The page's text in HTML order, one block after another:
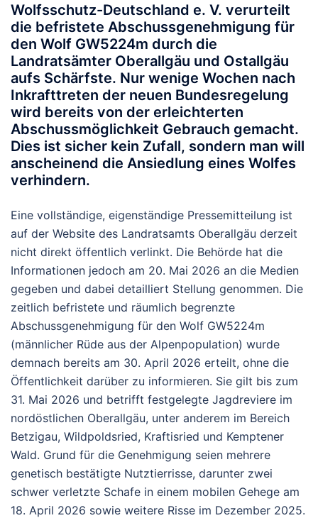
Wolfsschutz-Deutschland e. V. verurteilt
die befristete Abschussgenehmigung für
den Wolf GW5224m durch die
Landratsämter Oberallgäu und Ostallgäu
aufs Schärfste. Nur wenige Wochen nach
Inkrafttreten der neuen Bundesregelung
wird bereits von der erleichterten
Abschussmöglichkeit Gebrauch gemacht.
Dies ist sicher kein Zufall, sondern man will
anscheinend die Ansiedlung eines Wolfes
verhindern.
Eine vollständige, eigenständige Pressemitteilung ist
auf der Website des Landratsamts Oberallgäu derzeit
nicht direkt öffentlich verlinkt. Die Behörde hat die
Informationen jedoch am 20. Mai 2026 an die Medien
gegeben und dabei detailliert Stellung genommen. Die
zeitlich befristete und räumlich begrenzte
Abschussgenehmigung für den Wolf GW5224m
(männlicher Rüde aus der Alpenpopulation) wurde
demnach bereits am 30. April 2026 erteilt, ohne die
Öffentlichkeit darüber zu informieren. Sie gilt bis zum
31. Mai 2026 und betrifft festgelegte Jagdreviere im
nordöstlichen Oberallgäu, unter anderem im Bereich
Betzigau, Wildpoldsried, Kraftisried und Kemptener
Wald. Grund für die Genehmigung seien mehrere
genetisch bestätigte Nutztierrisse, darunter zwei
schwer verletzte Schafe in einem mobilen Gehege am
18. April 2026 sowie weitere Risse im Dezember 2025.